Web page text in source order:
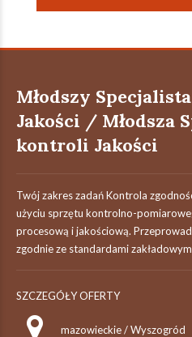
Młodszy
Jakości / Młodsza
kontroli Jakości
Twój zakres zadań Kontrola
użyciu sprzętu kontrolno-
procesową i jakościową.
zgodnie ze standardami
SZCZEGÓŁY OFERTY
mazowieckie / Wyszogród